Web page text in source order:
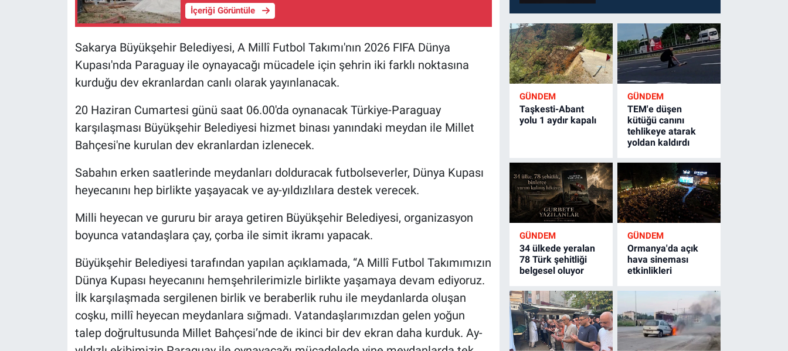
İçeriği Görüntüle
Sakarya Büyükşehir Belediyesi, A Millî Futbol Takımı'nın 2026 FIFA Dünya
Kupası'nda Paraguay ile oynayacağı mücadele için şehrin iki farklı noktasına
kurduğu dev ekranlardan canlı olarak yayınlanacak.
20 Haziran Cumartesi günü saat 06.00'da oynanacak Türkiye-Paraguay
karşılaşması Büyükşehir Belediyesi hizmet binası yanındaki meydan ile Millet
Bahçesi'ne kurulan dev ekranlardan izlenecek.
Sabahın erken saatlerinde meydanları dolduracak futbolseverler, Dünya Kupası
heyecanını hep birlikte yaşayacak ve ay-yıldızlılara destek verecek.
Milli heyecan ve gururu bir araya getiren Büyükşehir Belediyesi, organizasyon
boyunca vatandaşlara çay, çorba ile simit ikramı yapacak.
Büyükşehir Belediyesi tarafından yapılan açıklamada, “A Millî Futbol Takımımızın
Dünya Kupası heyecanını hemşehrilerimizle birlikte yaşamaya devam ediyoruz.
İlk karşılaşmada sergilenen birlik ve beraberlik ruhu ile meydanlarda oluşan
coşku, millî heyecan meydanlara sığmadı. Vatandaşlarımızdan gelen yoğun
talep doğrultusunda Millet Bahçesi’nde de ikinci bir dev ekran daha kurduk. Ay-
GÜNDEM
Taşkesti-Abant
yolu 1 aydır kapalı
GÜNDEM
TEM'e düşen
kütüğü canını
tehlikeye atarak
yoldan kaldırdı
GÜNDEM
34 ülkede yeralan
78 Türk şehitliği
belgesel oluyor
GÜNDEM
Ormanya'da açık
hava sineması
etkinlikleri